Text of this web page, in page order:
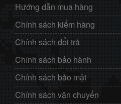
Hướng dẫn mua hàng
Chính sách kiểm hàng
Chính sách đổi trả
Chính sách bảo hành
Chính sách bảo mật
Chính sách vận chuyển